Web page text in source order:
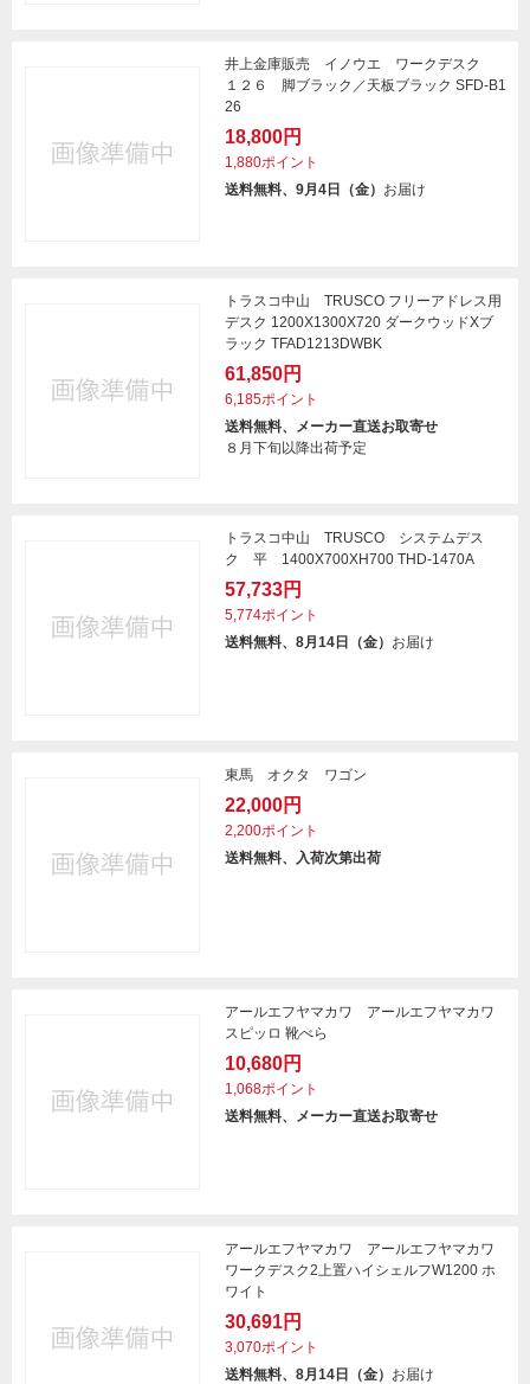
井上金庫販売 イノウエ ワークデスク
１２６ 脚ブラック／天板ブラック SFD-B1
26
18,800円
1,880ポイント
送料無料、9月4日（金） お届け
トラスコ中山 TRUSCO フリーアドレス用
デスク 1200X1300X720 ダークウッドXブ
ラック TFAD1213DWBK
61,850円
6,185ポイント
送料無料、メーカー直送お取寄せ
８月下旬以降出荷予定
トラスコ中山 TRUSCO システムデス
ク 平 1400X700XH700 THD-1470A
57,733円
5,774ポイント
送料無料、8月14日（金） お届け
東馬 オクタ ワゴン
22,000円
2,200ポイント
送料無料、入荷次第出荷
アールエフヤマカワ アールエフヤマカワ
スピッロ 靴べら
10,680円
1,068ポイント
送料無料、メーカー直送お取寄せ
アールエフヤマカワ アールエフヤマカワ
ワークデスク2上置ハイシェルフW1200 ホ
ワイト
30,691円
3,070ポイント
送料無料、8月14日（金） お届け